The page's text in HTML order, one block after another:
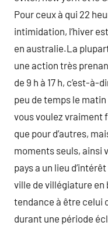
Pour ceux à qui 22
intimidation, l’hiver
en australie.La
une action très
de 9 h à 17 h, c’est-
peu de temps le
vous voulez vraiment
que pour d’autres,
moments seuls, ainsi
pays a un lieu
ville de villégiature en
tendance à être celui
durant une période